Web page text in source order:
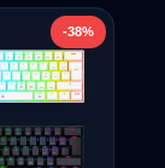
-38%